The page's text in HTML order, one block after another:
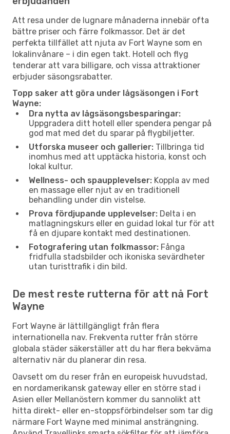
Att resa under de lugnare månaderna innebär ofta
bättre priser och färre folkmassor. Det är det
perfekta tillfället att njuta av Fort Wayne som en
lokalinvånare – i din egen takt. Hotell och flyg
tenderar att vara billigare, och vissa attraktioner
erbjuder säsongsrabatter.
Topp saker att göra under lågsäsongen i Fort
Wayne:
Dra nytta av lågsäsongsbesparingar:
Uppgradera ditt hotell eller spendera pengar på
god mat med det du sparar på flygbiljetter.
Utforska museer och gallerier: Tillbringa tid
inomhus med att upptäcka historia, konst och
lokal kultur.
Wellness- och spaupplevelser: Koppla av med
en massage eller njut av en traditionell
behandling under din vistelse.
Prova fördjupande upplevelser: Delta i en
matlagningskurs eller en guidad lokal tur för att
få en djupare kontakt med destinationen.
Fotografering utan folkmassor: Fånga
fridfulla stadsbilder och ikoniska sevärdheter
utan turisttrafik i din bild.
De mest reste rutterna för att nå Fort
Wayne
Fort Wayne är lättillgängligt från flera
internationella nav. Frekventa rutter från större
globala städer säkerställer att du har flera bekväma
alternativ när du planerar din resa.
Oavsett om du reser från en europeisk huvudstad,
en nordamerikansk gateway eller en större stad i
Asien eller Mellanöstern kommer du sannolikt att
hitta direkt- eller en-stoppsförbindelser som tar dig
närmare Fort Wayne med minimal ansträngning.